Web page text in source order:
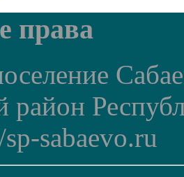
права
район
sabaevo.ru